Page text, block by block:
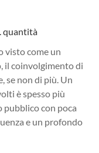
quantità
visto come un
il coinvolgimento di
non di più. Un
è spesso più
pubblico con poca
e un profondo